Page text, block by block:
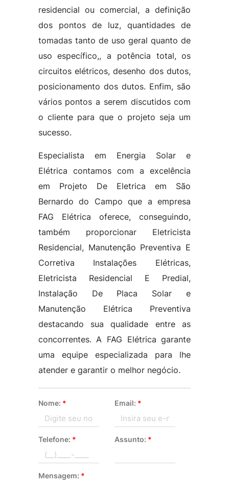
residencial ou comercial, a definição
dos pontos de luz, quantidades de
tomadas tanto de uso geral quanto de
uso específico,, a potência total, os
circuitos elétricos, desenho dos dutos,
posicionamento dos dutos. Enfim, são
vários pontos a serem discutidos com
o cliente para que o projeto seja um
sucesso.
Especialista em Energia Solar e
Elétrica contamos com a excelência
em Projeto De Eletrica em São
Bernardo do Campo que a empresa
FAG Elétrica oferece, conseguindo,
também proporcionar Eletricista
Residencial, Manutenção Preventiva E
Corretiva Instalações Elétricas,
Eletricista Residencial E Predial,
Instalação De Placa Solar e
Manutenção Elétrica Preventiva
destacando sua qualidade entre as
concorrentes. A FAG Elétrica garante
uma equipe especializada para lhe
atender e garantir o melhor negócio.
Nome: * Email: *
Telefone: * Assunto: *
Mensagem: *